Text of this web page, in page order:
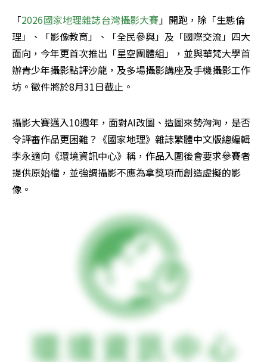
「2026國家地理雜誌台灣攝影大賽 」開跑，除「生態倫
理」、「影像教育」、「全民參與」及「國際交流」四大
面向，今年更首次推出「星空團體組」，並與華梵大學首
辦青少年攝影點評沙龍，及多場攝影講座及手機攝影工作
坊。徵件將於8月31日截止。
攝影大賽邁入10週年，面對AI改圖、造圖來勢洶洶，是否
令評審作品更困難？《國家地理》雜誌繁體中文版總編輯
李永適向《環境資訊中心》稱，作品入圍後會要求參賽者
提供原始檔，並強調攝影不應為拿獎項而創造虛擬的影
像。